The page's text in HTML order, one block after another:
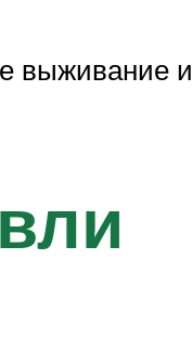
выживание и